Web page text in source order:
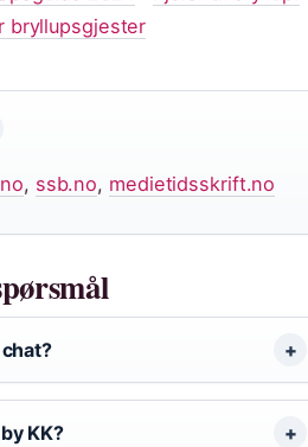
bryllupsgjester
, ssb.no, medietidsskrift.no
KK?